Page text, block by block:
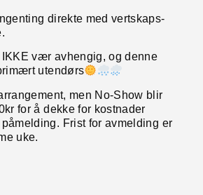
direkte med vertskaps-
vær avhengig, og denne
utendørs
men No-Show blir
for å dekke for kostnader
Frist for avmelding er
uke.